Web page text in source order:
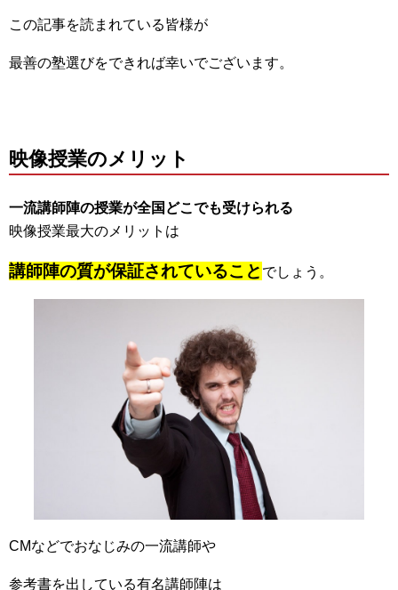
この記事を読まれている皆様が
最善の塾選びをできれば幸いでございます。
映像授業のメリット
一流講師陣の授業が全国どこでも受けられる
映像授業最大のメリットは
講師陣の質が保証されていること でしょう。
CMなどでおなじみの一流講師や
参考書を出している有名講師陣は